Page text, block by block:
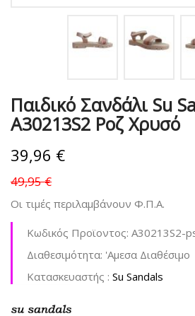
Παιδικό Σανδάλι Su
A30213S2 Ροζ Χρυσό
39,96 €
49,95 €
Οι τιμές περιλαμβάνουν Φ.Π.Α.
Κωδικός Προϊοντος: A30213S2-
Διαθεσιμότητα: 'Aμεσα Διαθέσιμο
Kατασκευαστής : Su Sandals